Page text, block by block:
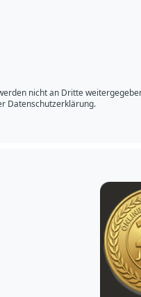
Anmeldung absenden
nicht an Dritte
Datenschutzerklärung.